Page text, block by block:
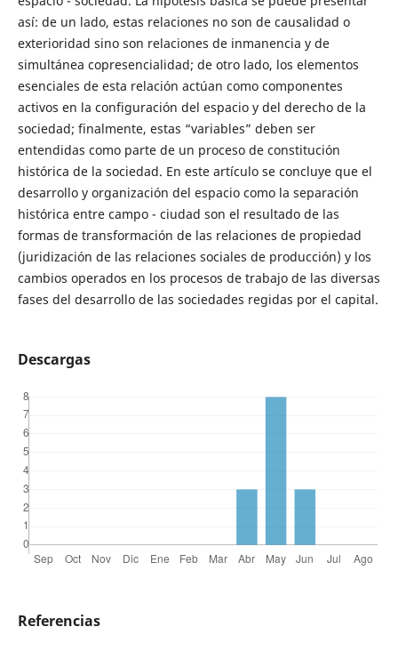
así: de un lado, estas relaciones no son de causalidad o
exterioridad sino son relaciones de inmanencia y de
simultánea copresencialidad; de otro lado, los elementos
esenciales de esta relación actúan como componentes
activos en la configuración del espacio y del derecho de la
sociedad; finalmente, estas “variables” deben ser
entendidas como parte de un proceso de constitución
histórica de la sociedad. En este artículo se concluye que el
desarrollo y organización del espacio como la separación
histórica entre campo - ciudad son el resultado de las
formas de transformación de las relaciones de propiedad
(juridización de las relaciones sociales de producción) y los
cambios operados en los procesos de trabajo de las diversas
fases del desarrollo de las sociedades regidas por el capital.
Descargas
Referencias